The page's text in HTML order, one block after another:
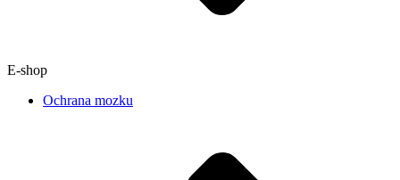
E-shop
Ochrana mozku